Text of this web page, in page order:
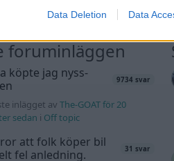
Data Deletion Data
foruminläggen
köpte jag nyss-
9734 svar
inlägget avThe-GOAT för 20
sedan i Off topic
att folk köper bil
fel anledning.
31 svar